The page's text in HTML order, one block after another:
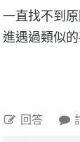
一直找不到
進遇過類似
回答